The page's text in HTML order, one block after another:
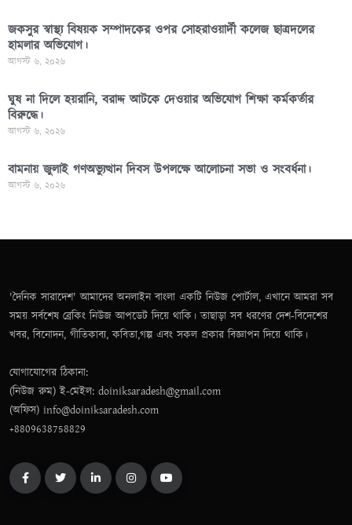
জকসুর স্বাস্থ্য বিষয়ক সম্পাদকের ওপর সোহরাওয়ার্দী কলেজ ছাত্রদলের
হামলার অভিযোগ।
আগস্ট ৬, ২০২৬
ঘুষ না দিলে হয়রানি, বরাদ্দ আটকে দেওয়ার অভিযোগ শিক্ষা কর্মকর্তার
বিরুদ্ধে।
আগস্ট ৬, ২০২৬
বামনায় জুলাই গণঅভ্যুত্থান দিবস উপলক্ষে আলোচনা সভা ও সংবর্ধনা।
আগস্ট ৬, ২০২৬
'দৈনিক সারাদেশ' আমাদের অনলাইন বাংলা একটি নিউজ পোর্টাল, এখানে আমরা সব
সময় সর্বশেষ ব্রেকিং নিউজ আপডেট দিয়ে থাকি। তাছাড়া সব ধরণের দেশ-বিদেশের
খবর, বিনোদন, গীতিকাব্য, কবিতা,গল্প এবং সকল প্রকার বিজ্ঞাপন দিয়ে থাকি।
যোগাযোগের ঠিকানা:
(নিউজ রুম) ই-মেইল: doiniksaradesh@gmail.com
(অফিস) info@doiniksaradesh.com
+8809638758829